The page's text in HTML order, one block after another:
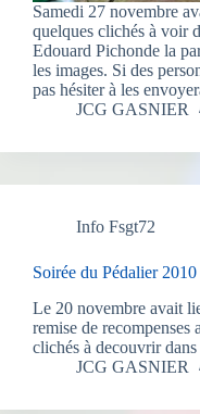
Samedi 27 novembre
quelques clichés à voir
Edouard Pichonde la
les images. Si des
pas hésiter à les
JCG GASNIER
Info Fsgt72
Soirée du Pédalier 2010
Le 20 novembre avait
remise de recompenses
clichés à decouvrir
JCG GASNIER